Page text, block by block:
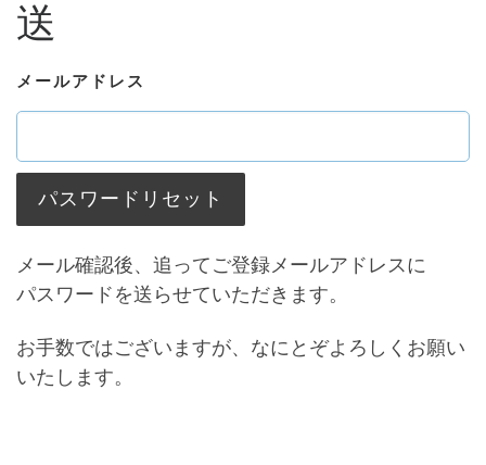
送
メールアドレス
メール確認後、追ってご登録メールアドレスに
パスワードを送らせていただきます。
お手数ではございますが、なにとぞよろしくお願い
いたします。